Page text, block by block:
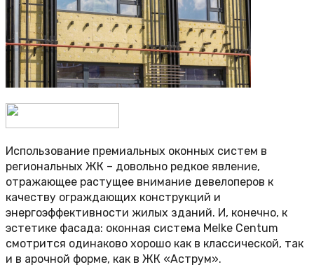
Использование премиальных оконных систем в
региональных ЖК – довольно редкое явление,
отражающее растущее внимание девелоперов к
качеству ограждающих конструкций и
энергоэффективности жилых зданий. И, конечно, к
эстетике фасада: оконная система Melke Centum
смотрится одинаково хорошо как в классической, так
и в арочной форме, как в ЖК «Аструм».